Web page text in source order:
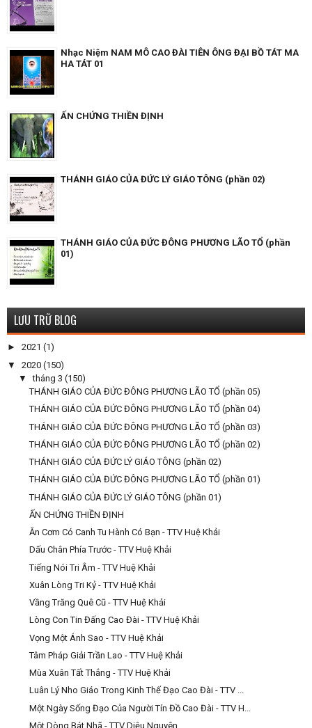
Nhạc Niệm NAM MÔ CAO ĐÀI TIÊN ÔNG ĐẠI BỒ TÁT MA
HA TÁT 01
ẤN CHỨNG THIỀN ĐỊNH
THÁNH GIÁO CỦA ĐỨC LÝ GIÁO TÔNG (phần 02)
THÁNH GIÁO CỦA ĐỨC ĐÔNG PHƯƠNG LÃO TỔ (phần
01)
LƯU TRỮ BLOG
► 2021 (1)
▼ 2020 (150)
▼tháng 3 (150)
THÁNH GIÁO CỦA ĐỨC ĐÔNG PHƯƠNG LÃO TỔ (phần 05)
THÁNH GIÁO CỦA ĐỨC ĐÔNG PHƯƠNG LÃO TỔ (phần 04)
THÁNH GIÁO CỦA ĐỨC ĐÔNG PHƯƠNG LÃO TỔ (phần 03)
THÁNH GIÁO CỦA ĐỨC ĐÔNG PHƯƠNG LÃO TỔ (phần 02)
THÁNH GIÁO CỦA ĐỨC LÝ GIÁO TÔNG (phần 02)
THÁNH GIÁO CỦA ĐỨC ĐÔNG PHƯƠNG LÃO TỔ (phần 01)
THÁNH GIÁO CỦA ĐỨC LÝ GIÁO TÔNG (phần 01)
ẤN CHỨNG THIỀN ĐỊNH
Ăn Cơm Có Canh Tu Hành Có Bạn - TTV Huệ Khải
Dấu Chân Phía Trước - TTV Huệ Khải
Tiếng Nói Tri Âm - TTV Huệ Khải
Xuân Lòng Tri Kỷ - TTV Huệ Khải
Vầng Trăng Quê Cũ - TTV Huệ Khải
Lòng Con Tin Đấng Cao Đài - TTV Huệ Khải
Vọng Một Ánh Sao - TTV Huệ Khải
Tâm Pháp Giải Trần Lao - TTV Huệ Khải
Mùa Xuân Tất Thắng - TTV Huệ Khải
Luân Lý Nho Giáo Trong Kinh Thế Đạo Cao Đài - TTV ...
Một Ngày Sống Đạo Của Người Tín Đồ Cao Đài - TTV H...
Một Dòng Bát Nhã - TTV Diệu Nguyên